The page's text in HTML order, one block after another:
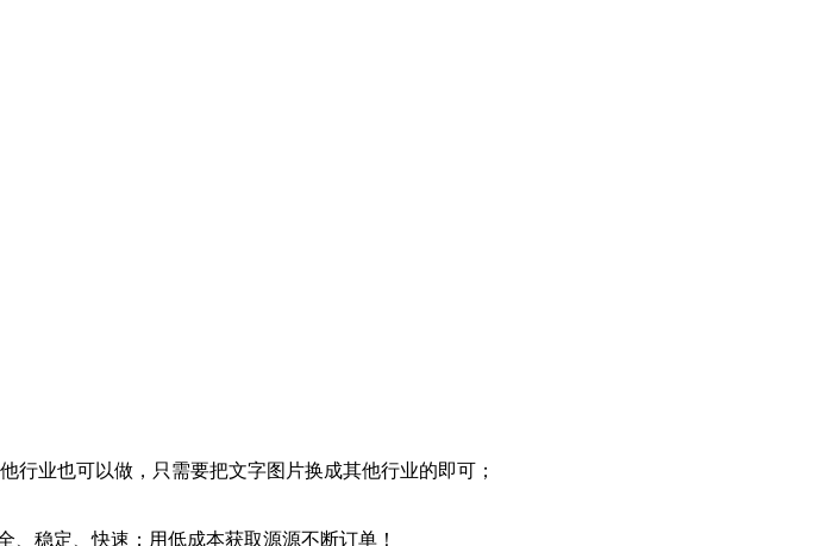
行业也可以做，只需要把文字图片换成其他行业的即可；
、稳定、快速；用低成本获取源源不断订单！